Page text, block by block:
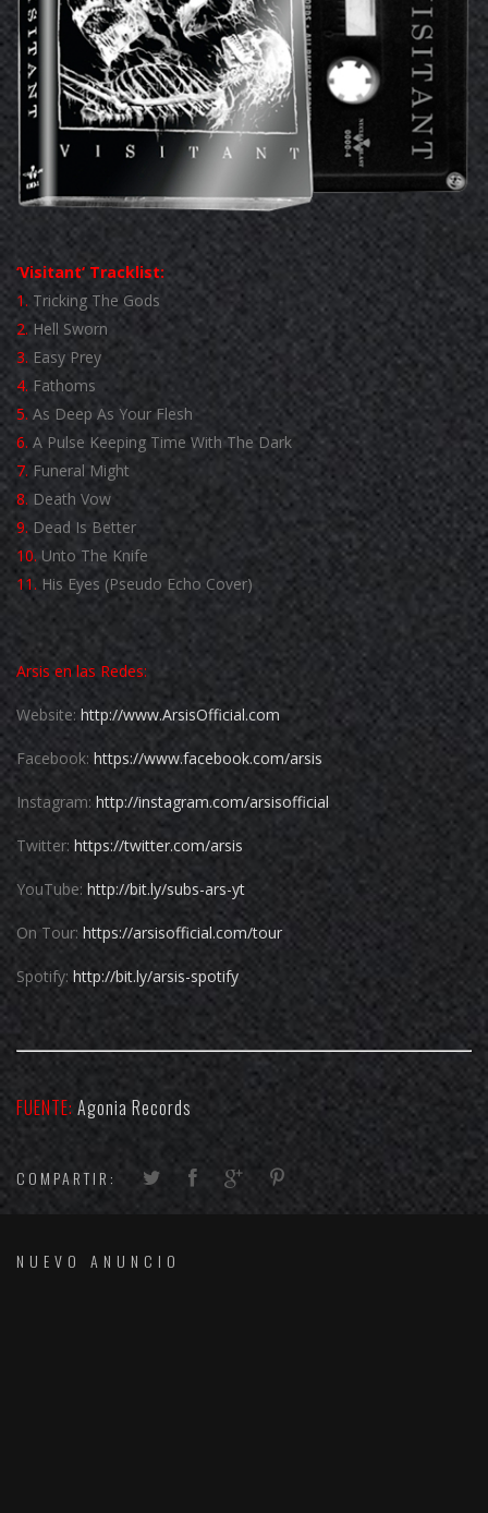
‘Visitant‘ Tracklist:
1. Tricking The Gods
2.Hell Sworn
3. Easy Prey
4. Fathoms
5. As Deep As Your Flesh
6. A Pulse Keeping Time With The Dark
7. Funeral Might
8. Death Vow
9. Dead Is Better
10. Unto The Knife
11. His Eyes (Pseudo Echo Cover)
Arsis en las Redes:
Website: http://www.ArsisOfficial.com
Facebook: https://www.facebook.com/arsis
Instagram: http://instagram.com/arsisofficial
Twitter: https://twitter.com/arsis
YouTube: http://bit.ly/subs-ars-yt
On Tour: https://arsisofficial.com/tour
Spotify: http://bit.ly/arsis-spotify
FUENTE: Agonia Records
COMPARTIR:
NUEVO ANUNCIO